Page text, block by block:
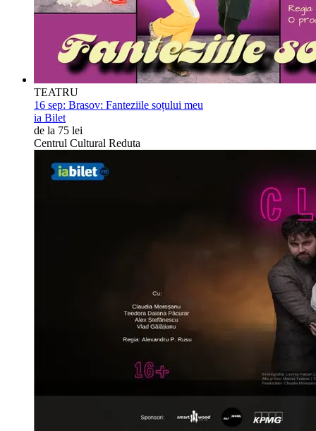
TEATRU
16 sep: Brasov: Fanteziile soțului meu
ia Bilet
de la 75 lei
Centrul Cultural Reduta